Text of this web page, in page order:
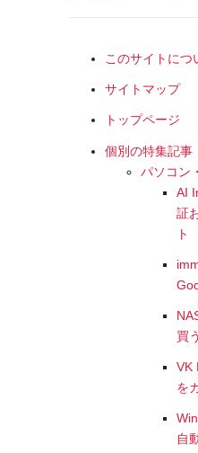
このサイトにつ
サイトマップ
トップページ
個別の特集記事
パソコン
AI
証
ト
買う
VK
を
自